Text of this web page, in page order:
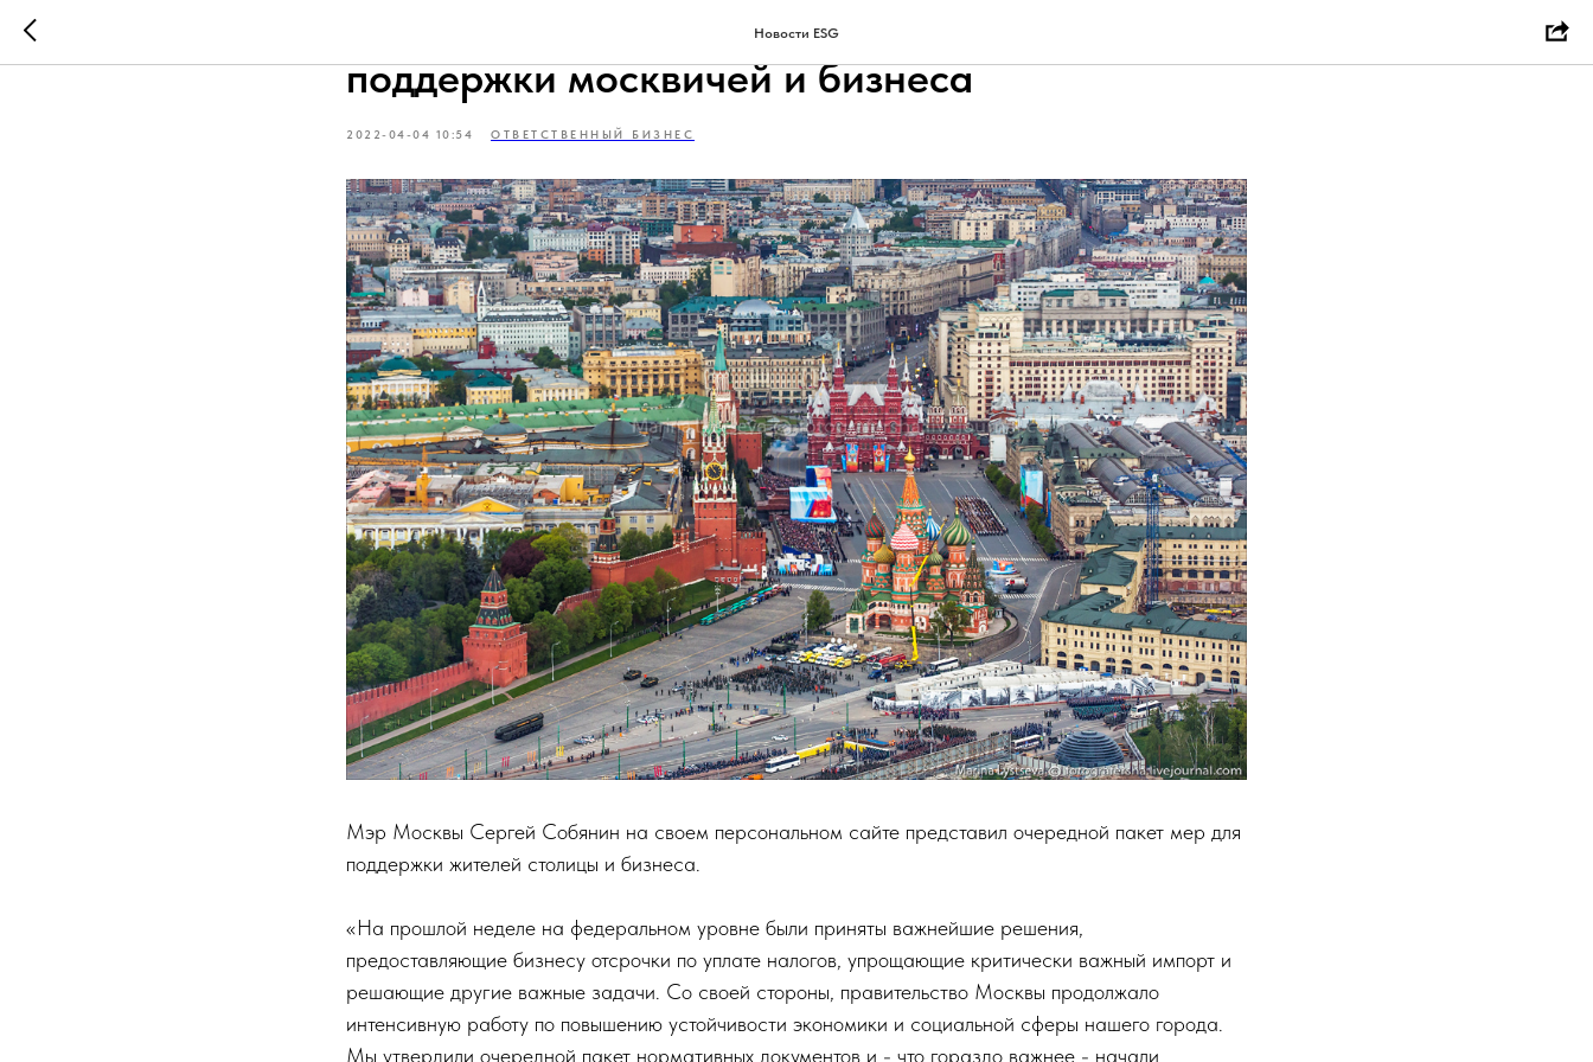
Новости ESG
Собянин представил очередной пакет мер для
поддержки москвичей и бизнеса
2022-04-04 10:54 ОТВЕТСТВЕННЫЙ БИЗНЕС
Мэр Москвы Сергей Собянин на своем персональном сайте представил очередной пакет мер для
поддержки жителей столицы и бизнеса.
«На прошлой неделе на федеральном уровне были приняты важнейшие решения,
предоставляющие бизнесу отсрочки по уплате налогов, упрощающие критически важный импорт и
решающие другие важные задачи. Со своей стороны, правительство Москвы продолжало
интенсивную работу по повышению устойчивости экономики и социальной сферы нашего города.
Мы утвердили очередной пакет нормативных документов и - что гораздо важнее - начали